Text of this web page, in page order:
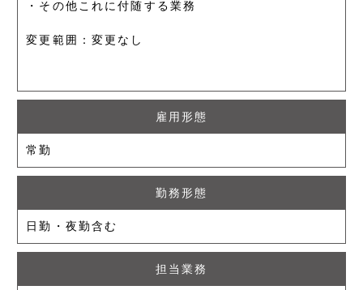
・その他これに付随する業務
変更範囲：変更なし
雇用形態
常勤
勤務形態
日勤・夜勤含む
担当業務